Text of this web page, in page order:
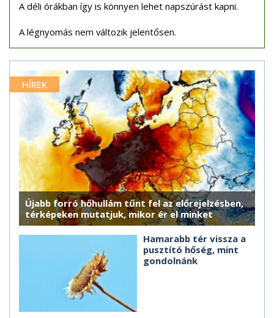
A déli órákban így is könnyen lehet napszúrást kapni.
A légnyomás nem változik jelentősen.
HÍREK
Újabb forró hőhullám tűnt fel az előrejelzésben,
térképeken mutatjuk, mikor ér el minket
Hamarabb tér vissza a
pusztító hőség, mint
gondolnánk